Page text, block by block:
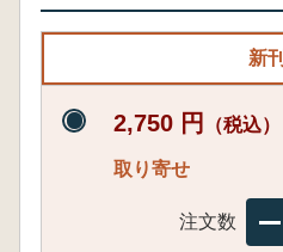
新刊
2,750 円 （税込）
取り寄せ
注文数